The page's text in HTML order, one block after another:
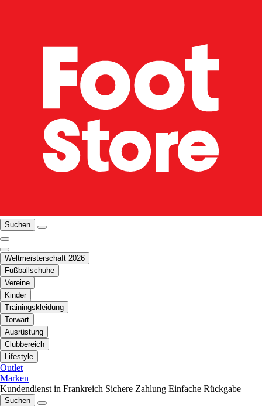
Suchen
Weltmeisterschaft 2026
Fußballschuhe
Vereine
Kinder
Trainingskleidung
Torwart
Ausrüstung
Clubbereich
Lifestyle
Outlet
Marken
Kundendienst in Frankreich Sichere Zahlung Einfache Rückgabe
Suchen